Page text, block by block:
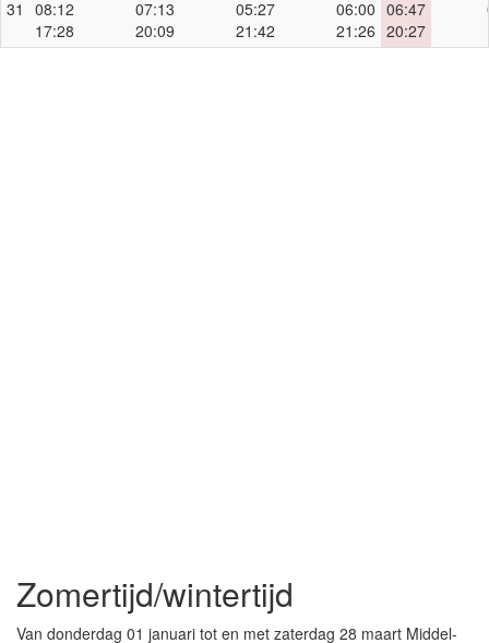
31
08:12
17:28
07:13
20:09
05:27
21:42
06:00
21:26
06:47
20:27
Zomertijd/wintertijd
Van donderdag 01 januari tot en met zaterdag 28 maart Middel-